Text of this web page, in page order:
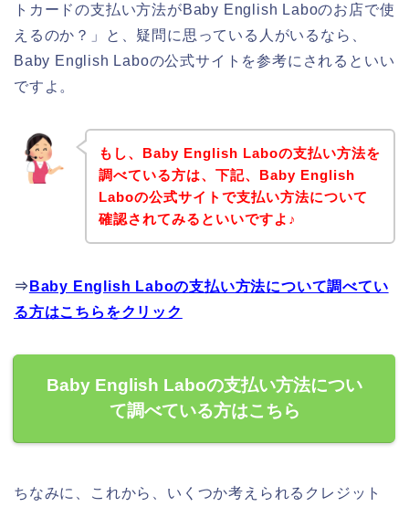
トカードの支払い方法がBaby English Laboのお店で使
えるのか？」と、疑問に思っている人がいるなら、
Baby English Laboの公式サイトを参考にされるといい
ですよ。
もし、Baby English Laboの支払い方法を
調べている方は、下記、Baby English
Laboの公式サイトで支払い方法について
確認されてみるといいですよ♪
⇒ Baby English Laboの支払い方法について調べてい
る方はこちらをクリック
Baby English Laboの支払い方法につい
て調べている方はこちら
ちなみに、これから、いくつか考えられるクレジット